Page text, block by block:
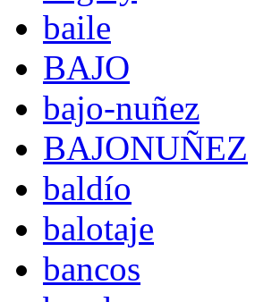
baile
BAJO
bajo-nuñez
BAJONUÑEZ
baldío
balotaje
bancos